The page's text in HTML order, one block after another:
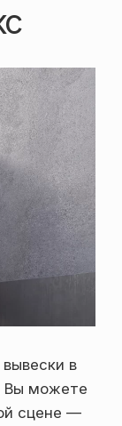
в
Вы можете
сцене —